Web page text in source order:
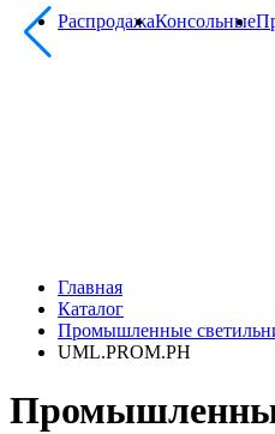
РаспродажаКонсольные
Главная
Каталог
Промышленные
UML.PROM.PH
Промышленные